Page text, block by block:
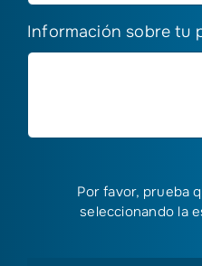
Información sobre tu
Por favor, prueba
seleccionando la